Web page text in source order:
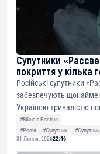
Супутники
покриття у кілька
Російські супутники
забезпечують
Україною тривалістю
#Війна з Росією
#Росія
#Супутник
31 Липня, 202622:46